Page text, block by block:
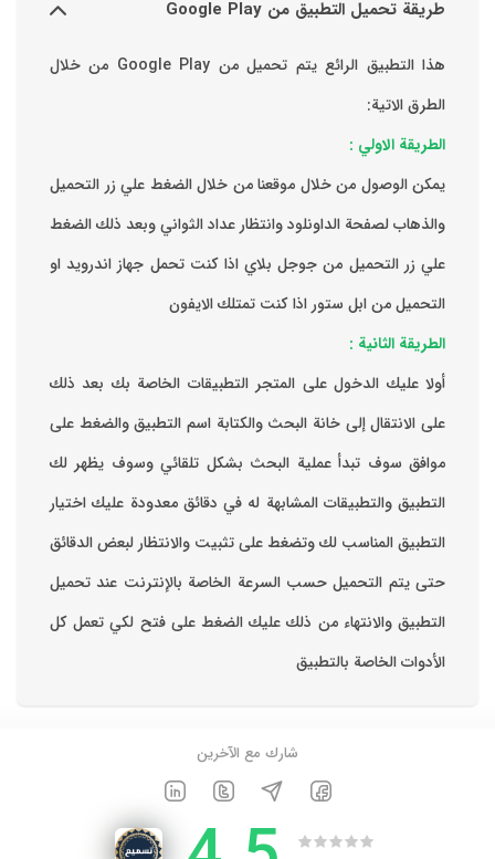
طريقة تحميل التطبيق من Google Play
هذا التطبيق الرائع يتم تحميل من Google Play من خلال
الطرق الاتية:
الطريقة الاولي :
يمكن الوصول من خلال موقعنا من خلال الضغط علي زر التحميل
والذهاب لصفحة الداونلود وانتظار عداد الثواني وبعد ذلك الضغط
علي زر التحميل من جوجل بلاي اذا كنت تحمل جهاز اندرويد او
التحميل من ابل ستور اذا كنت تمتلك الايفون
الطريقة الثانية :
‏أولا عليك الدخول على المتجر التطبيقات الخاصة بك ‏بعد ذلك
على الانتقال إلى خانة البحث والكتابة اسم التطبيق والضغط على
موافق ‏سوف تبدأ عملية البحث بشكل تلقائي وسوف يظهر لك
التطبيق والتطبيقات المشابهة له في دقائق معدودة ‏عليك اختيار
التطبيق المناسب لك وتضغط على تثبيت والانتظار لبعض الدقائق
حتى يتم التحميل حسب السرعة الخاصة بالإنترنت ‏عند تحميل
التطبيق والانتهاء من ذلك عليك الضغط على فتح لكي تعمل كل
الأدوات الخاصة بالتطبيق
شارك مع الآخرين